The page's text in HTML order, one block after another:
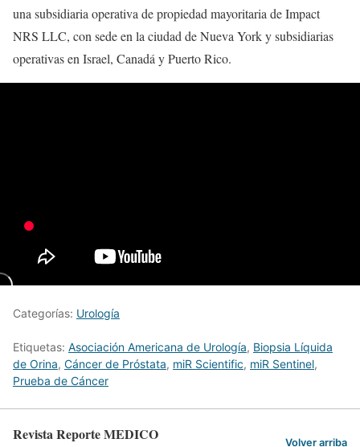
una subsidiaria operativa de propiedad mayoritaria de Impact
NRS LLC, con sede en la ciudad de Nueva York y subsidiarias
operativas en Israel, Canadá y Puerto Rico.
Categorías: Urología
Etiquetas: Asociación Americana de Urología, Biopsia Líquida
de Orina, Cáncer de Próstata, miR Scientific, miR Sentinel,
Prueba de Cáncer
Revista Reporte MEDICO Volver arriba